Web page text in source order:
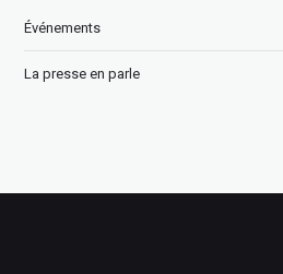
Événements
La presse en parle